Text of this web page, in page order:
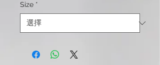
Size *